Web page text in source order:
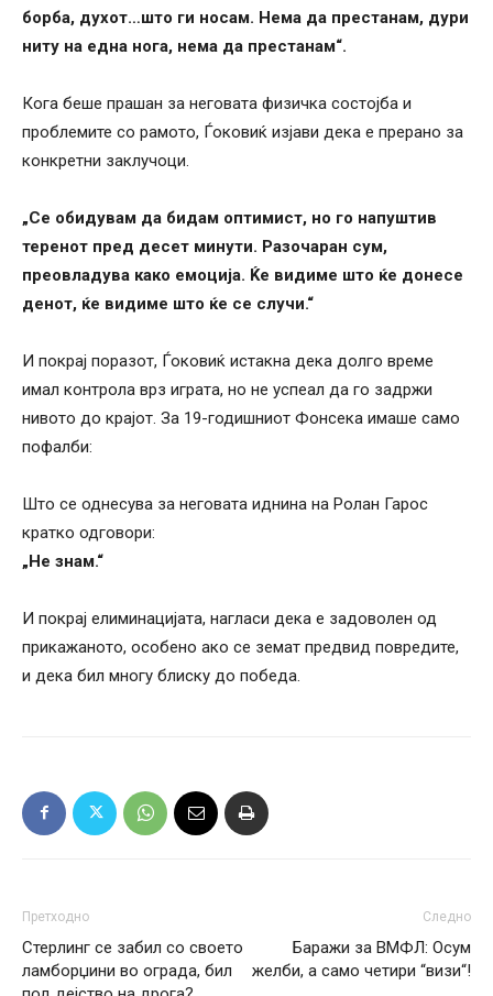
борба, духот…што ги носам. Нема да престанам, дури
ниту на една нога, нема да престанам“.
Кога беше прашан за неговата физичка состојба и
проблемите со рамото, Ѓоковиќ изјави дека е прерано за
конкретни заклучоци.
„Се обидувам да бидам оптимист, но го напуштив
теренот пред десет минути. Разочаран сум,
преовладува како емоција. Ќе видиме што ќе донесе
денот, ќе видиме што ќе се случи.“
И покрај поразот, Ѓоковиќ истакна дека долго време
имал контрола врз играта, но не успеал да го задржи
нивото до крајот. За 19-годишниот Фонсека имаше само
пофалби:
Што се однесува за неговата иднина на Ролан Гарос
кратко одговори:
„Не знам.“
И покрај елиминацијата, нагласи дека е задоволен од
прикажаното, особено ако се земат предвид повредите,
и дека бил многу блиску до победа.
Претходно
Стерлинг се забил со своето
ламборџини во ограда, бил
Следно
Баражи за ВМФЛ: Осум
желби, а само четири “визи“!